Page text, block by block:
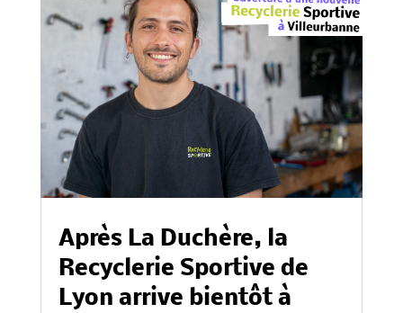
Après La Duchère, la
Recyclerie Sportive de
Lyon arrive bientôt à